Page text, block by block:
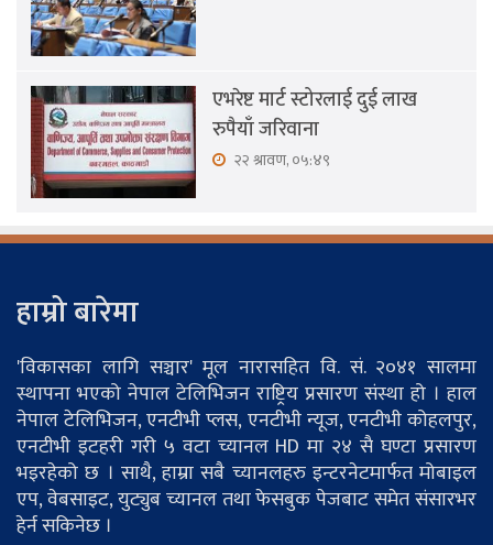
एभरेष्ट मार्ट स्टोरलाई दुई लाख
रुपैयाँ जरिवाना
२२ श्रावण, ०५:४९
हाम्रो बारेमा
'विकासका लागि सञ्चार' मूल नारासहित वि. सं. २०४१ सालमा
स्थापना भएको नेपाल टेलिभिजन राष्ट्रिय प्रसारण संस्था हो । हाल
नेपाल टेलिभिजन, एनटीभी प्लस, एनटीभी न्यूज, एनटीभी कोहलपुर,
एनटीभी इटहरी गरी ५ वटा च्यानल HD मा २४ सै घण्टा प्रसारण
भइरहेको छ । साथै, हाम्रा सबै च्यानलहरु इन्टरनेटमार्फत मोबाइल
एप, वेबसाइट, युट्युब च्यानल तथा फेसबुक पेजबाट समेत संसारभर
हेर्न सकिनेछ ।